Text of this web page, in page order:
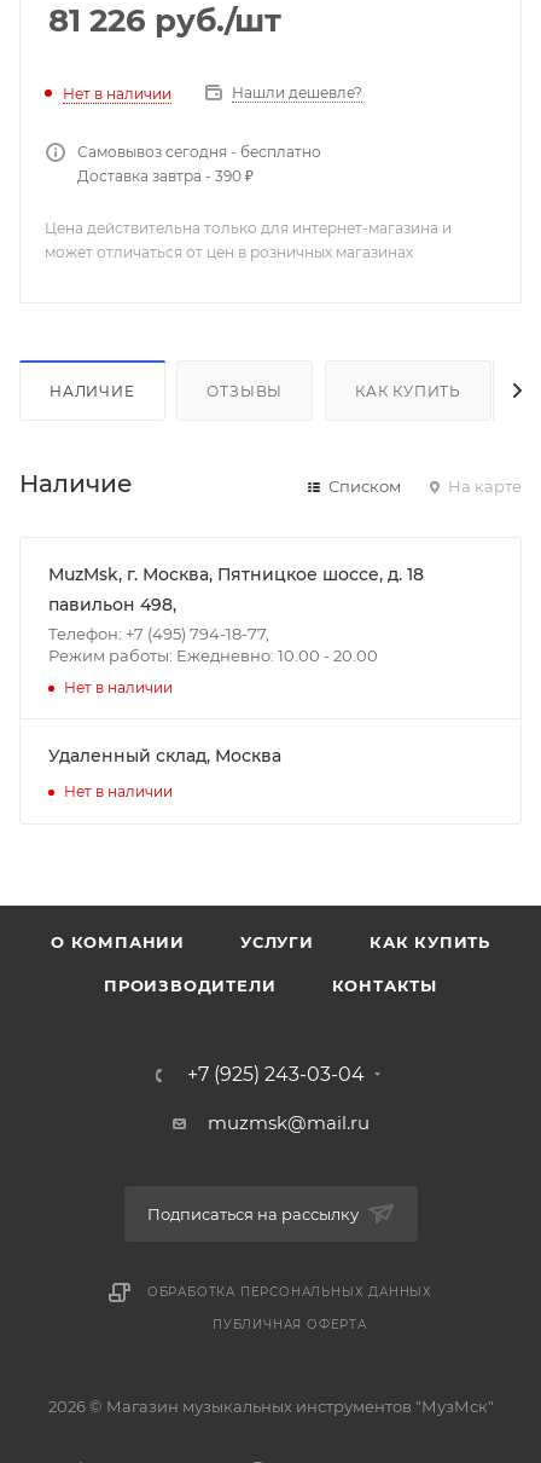
81 226 руб./шт
Нет в наличии Нашли дешевле?
Самовывоз сегодня - бесплатно
Доставка завтра - 390 ₽
Цена действительна только для интернет-магазина и
может отличаться от цен в розничных магазинах
НАЛИЧИЕ ОТЗЫВЫ КАК КУПИТЬ
Наличие Списком На карте
MuzMsk, г. Москва, Пятницкое шоссе, д. 18
павильон 498,
Телефон: +7 (495) 794-18-77,
Режим работы: Ежедневно: 10.00 - 20.00
Нет в наличии
Удаленный склад, Москва
Нет в наличии
О КОМПАНИИ УСЛУГИ КАК КУПИТЬ
ПРОИЗВОДИТЕЛИ КОНТАКТЫ
+7 (925) 243-03-04
muzmsk@mail.ru
Подписаться на рассылку
ОБРАБОТКА ПЕРСОНАЛЬНЫХ ДАННЫХ
ПУБЛИЧНАЯ ОФЕРТА
2026 © Магазин музыкальных инструментов "МузМск"